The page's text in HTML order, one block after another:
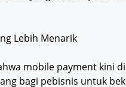
Lebih Menarik
mobile payment kini
bagi pebisnis untuk